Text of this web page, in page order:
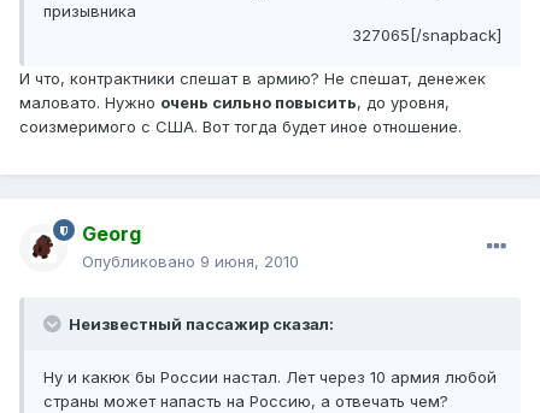
призывника
327065[/snapback]
И что, контрактники спешат в армию? Не спешат, денежек
маловато. Нужно очень сильно повысить, до уровня,
соизмеримого с США. Вот тогда будет иное отношение.
Georg
Опубликовано 9 июня, 2010
Неизвестный пассажир сказал:
Ну и какюк бы России настал. Лет через 10 армия любой
страны может напасть на Россию, а отвечать чем?